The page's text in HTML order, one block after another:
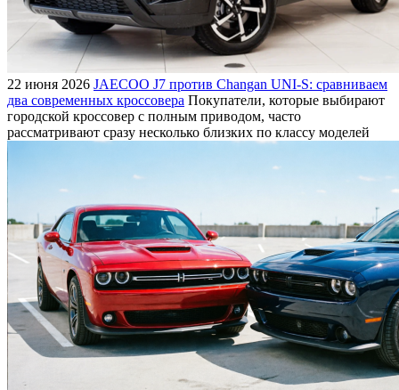
22 июня 2026 JAECOO J7 против Changan UNI-S: сравниваем
два современных кроссовера Покупатели, которые выбирают
городской кроссовер с полным приводом, часто
рассматривают сразу несколько близких по классу моделей